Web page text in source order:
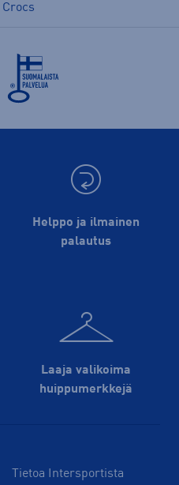
Crocs
Helppo ja ilmainen
palautus
Laaja valikoima
huippu­merkkejä
Tietoa Intersportista